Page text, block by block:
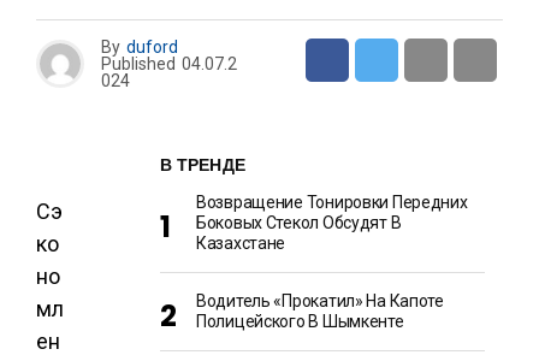
By duford
Published 04.07.2
024
Сэ
ко
но
мл
ен
В ТРЕНДЕ
Возвращение Тонировки Передних
Боковых Стекол Обсудят В
Казахстане
Водитель «прокатил» На Капоте
Полицейского В Шымкенте